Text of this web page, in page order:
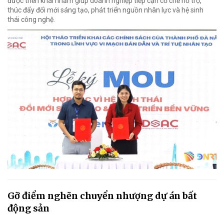
thúc đẩy đổi mới sáng tạo, phát triển nguồn nhân lực và hệ sinh
thái công nghệ.
Gỡ điểm nghẽn chuyển nhượng dự án bất
động sản